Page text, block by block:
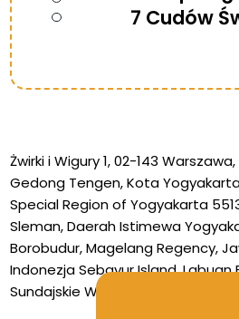
7 Cudów
Morskiego
Żwirki i Wigury 1, 02-143
Gedong Tengen, Kota
Special Region of Yogyakarta
Sleman, Daerah Istimewa
Borobudur, Magelang Regency,
IndonezjaSebayur Island,
Sundajskie Wschodnie, Indonezja